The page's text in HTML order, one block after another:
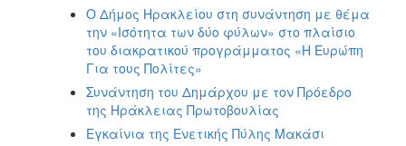
Ο Δήμος Ηρακλείου στη συνάντηση με θέμα
την «Ισότητα των δύο φύλων» στο πλαίσιο
του διακρατικού προγράμματος «Η Ευρώπη
Για τους Πολίτες»
Συνάντηση του Δημάρχου με τον Πρόεδρο
της Ηράκλειας Πρωτοβουλίας
Eγκαίνια της Ενετικής Πύλης Μακάσι